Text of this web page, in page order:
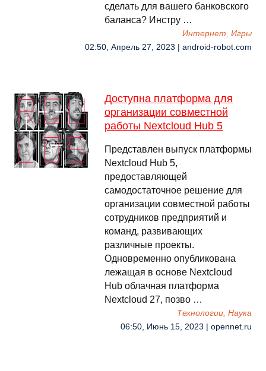
сделать для вашего банковского
баланса? Инстру …
Интернет, Игры
02:50, Апрель 27, 2023 | android-robot.com
Доступна платформа для
организации совместной
работы Nextcloud Hub 5
Представлен выпуск платформы
Nextcloud Hub 5,
предоставляющей
самодостаточное решение для
организации совместной работы
сотрудников предприятий и
команд, развивающих
различные проекты.
Одновременно опубликована
лежащая в основе Nextcloud
Hub облачная платформа
Nextcloud 27, позво …
Технологии, Наука
06:50, Июнь 15, 2023 | opennet.ru